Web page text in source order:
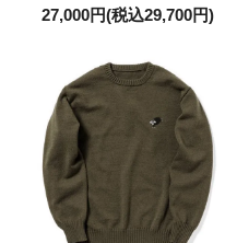
27,000円(税込29,700円)